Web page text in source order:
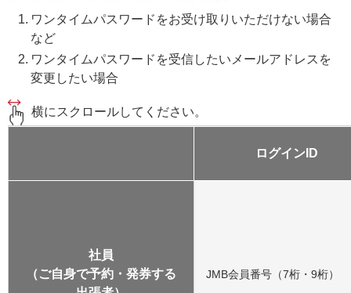
ワンタイムパスワードをお受け取りいただけない場合
など
ワンタイムパスワードを受信したいメールアドレスを
変更したい場合
横にスクロールしてください。
ログインID
社員
（ご自身で予約・発券する
JMB会員番号（7桁・9桁）